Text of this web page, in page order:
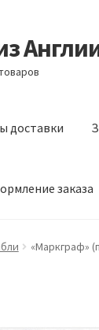
доставки
заказа
Заказать
«Маркграф»